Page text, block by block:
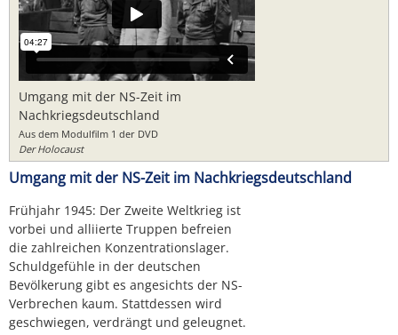
Umgang mit der NS-Zeit im
Nachkriegsdeutschland
Aus dem Modulfilm 1 der DVD
Der Holocaust
Umgang mit der NS-Zeit im Nachkriegsdeutschland
Frühjahr 1945: Der Zweite Weltkrieg ist
vorbei und alliierte Truppen befreien
die zahlreichen Konzentrationslager.
Schuldgefühle in der deutschen
Bevölkerung gibt es angesichts der NS-
Verbrechen kaum. Stattdessen wird
geschwiegen, verdrängt und geleugnet.